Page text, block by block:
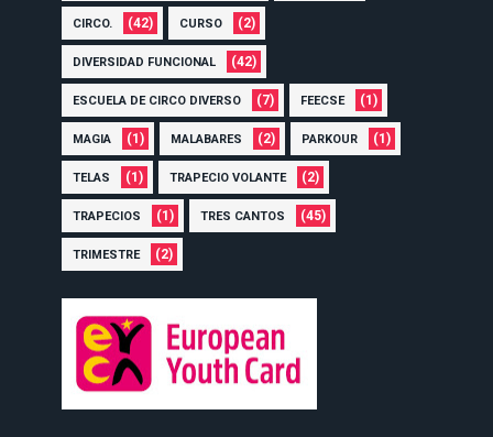
CIRCO. (42) CURSO (2)
DIVERSIDAD FUNCIONAL (42)
ESCUELA DE CIRCO DIVERSO (7) FEECSE (1)
MAGIA (1) MALABARES (2) PARKOUR (1)
TELAS (1) TRAPECIO VOLANTE (2)
TRAPECIOS (1) TRES CANTOS (45)
TRIMESTRE (2)